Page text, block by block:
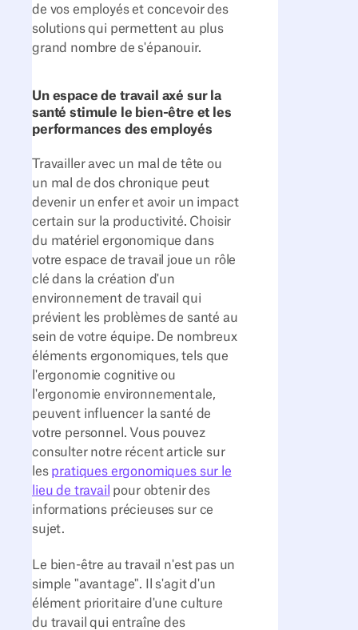
de vos employés et concevoir des
solutions qui permettent au plus
grand nombre de s'épanouir.
Un espace de travail axé sur la
santé stimule le bien-être et les
performances des employés
Travailler avec un mal de tête ou
un mal de dos chronique peut
devenir un enfer et avoir un impact
certain sur la productivité. Choisir
du matériel ergonomique dans
votre espace de travail joue un rôle
clé dans la création d'un
environnement de travail qui
prévient les problèmes de santé au
sein de votre équipe. De nombreux
éléments ergonomiques, tels que
l'ergonomie cognitive ou
l'ergonomie environnementale,
peuvent influencer la santé de
votre personnel. Vous pouvez
consulter notre récent article sur
les pratiques ergonomiques sur le
lieu de travail pour obtenir des
informations précieuses sur ce
sujet.
Le bien-être au travail n'est pas un
simple "avantage". Il s'agit d'un
élément prioritaire d'une culture
du travail qui entraîne des